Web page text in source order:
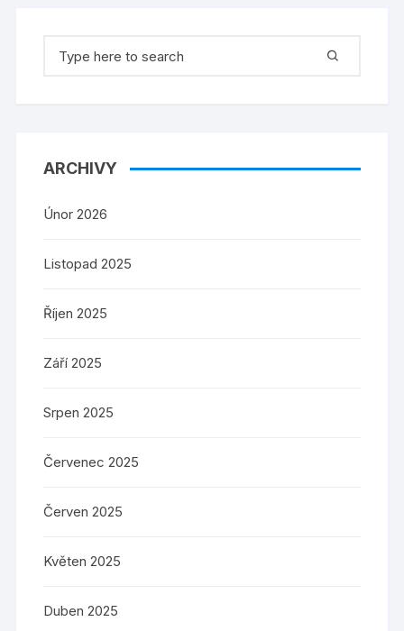
for:
ARCHIVY
Únor 2026
Listopad 2025
Říjen 2025
Září 2025
Srpen 2025
Červenec 2025
Červen 2025
Květen 2025
Duben 2025